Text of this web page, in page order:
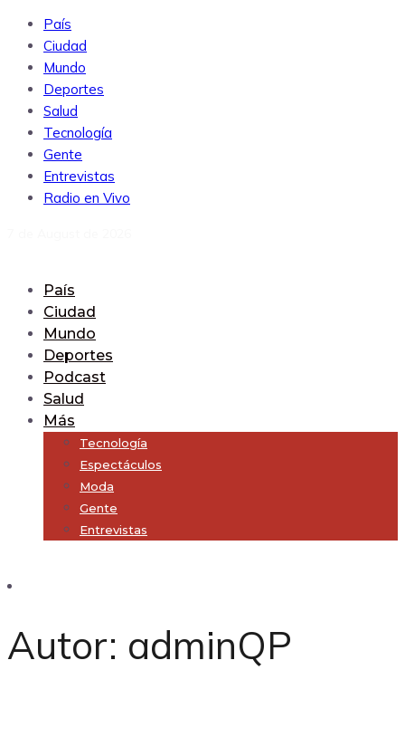
País
Ciudad
Mundo
Deportes
Salud
Tecnología
Gente
Entrevistas
Radio en Vivo
País
Ciudad
Mundo
Deportes
Podcast
Salud
Más
Tecnología
Espectáculos
Moda
Gente
Entrevistas
Autor: adminQP